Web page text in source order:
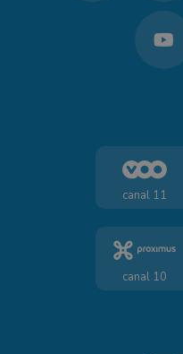
canal 11
canal 10